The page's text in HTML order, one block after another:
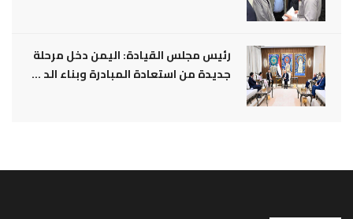
رئيس مجلس القيادة: اليمن دخل مرحلة
جديدة من استعادة المبادرة وبناء الد ...